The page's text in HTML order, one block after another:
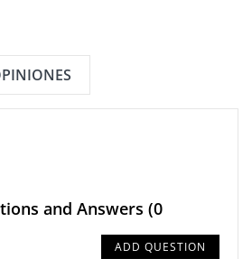
and Answers (0
ADD QUESTION